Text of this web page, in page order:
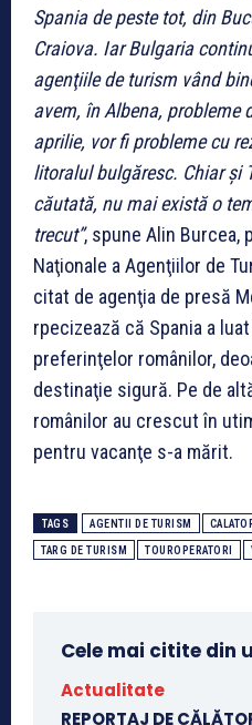
Spania de peste tot, din
Craiova. Iar Bulgaria
agenţiile de turism vând
avem, în Albena, probleme
aprilie, vor fi probleme cu
litoralul bulgăresc. Chiar şi
căutată, nu mai există o
trecut”, spune Alin Burcea,
Naţionale a Agenţiilor de
citat de agenţia de presă
rpecizează că Spania a
preferinţelor românilor,
destinaţie sigură. Pe de
românilor au crescut în
pentru vacanţe s-a mărit.
TAGS AGENTII DE TURISM
TARG DE TURISM TOUROPERATORI
Cele mai citite din
Actualitate
REPORTAJ DE